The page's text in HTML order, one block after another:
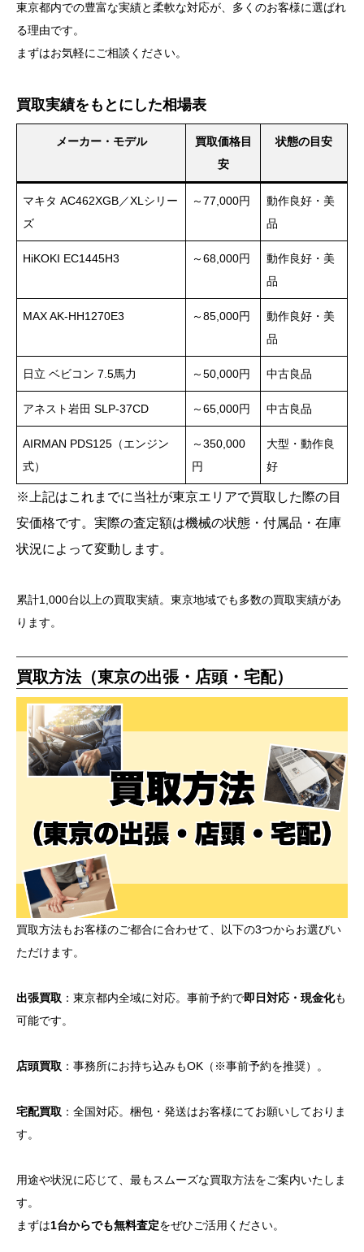
東京都内での豊富な実績と柔軟な対応が、多くのお客様に選ばれ
る理由です。
まずはお気軽にご相談ください。
買取実績をもとにした相場表
メーカー・モデル
買取価格目
安
状態の目安
マキタ AC462XGB／XLシリー
ズ
～77,000円
動作良好・美
品
HiKOKI EC1445H3 ～68,000円
動作良好・美
品
MAX AK-HH1270E3 ～85,000円
動作良好・美
品
日立 ベビコン 7.5馬力 ～50,000円 中古良品
アネスト岩田 SLP-37CD ～65,000円 中古良品
AIRMAN PDS125（エンジン
式）
～350,000
円
大型・動作良
好
※上記はこれまでに当社が東京エリアで買取した際の目
安価格です。実際の査定額は機械の状態・付属品・在庫
状況によって変動します。
累計1,000台以上の買取実績。東京地域でも多数の買取実績があ
ります。
買取方法（東京の出張・店頭・宅配）
買取方法もお客様のご都合に合わせて、以下の3つからお選びい
ただけます。
出張買取 ：東京都内全域に対応。事前予約で即日対応・現金化も
可能です。
店頭買取 ：事務所にお持ち込みもOK（※事前予約を推奨）。
宅配買取 ：全国対応。梱包・発送はお客様にてお願いしておりま
す。
用途や状況に応じて、最もスムーズな買取方法をご案内いたしま
す。
まずは1台からでも無料査定をぜひご活用ください。